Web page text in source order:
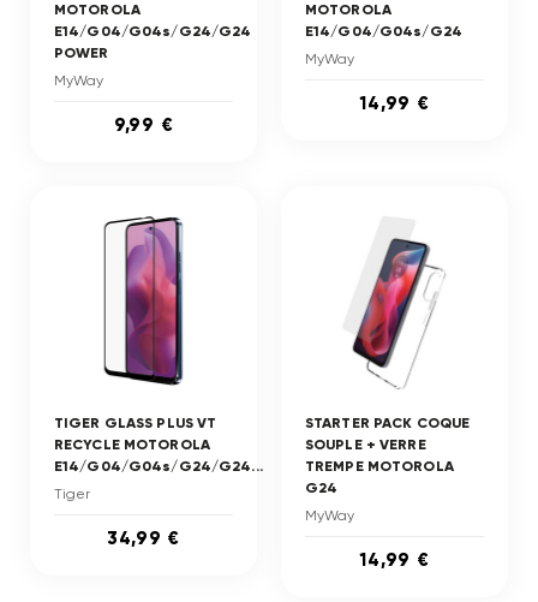
MOTOROLA
E14/G04/G04s/G24/G24
POWER
MyWay
9,99 €
MOTOROLA
E14/G04/G04s/G24
MyWay
14,99 €
TIGER GLASS PLUS VT
RECYCLE MOTOROLA
E14/G04/G04s/G24/G24...
Tiger
34,99 €
STARTER PACK COQUE
SOUPLE + VERRE
TREMPE MOTOROLA
G24
MyWay
14,99 €